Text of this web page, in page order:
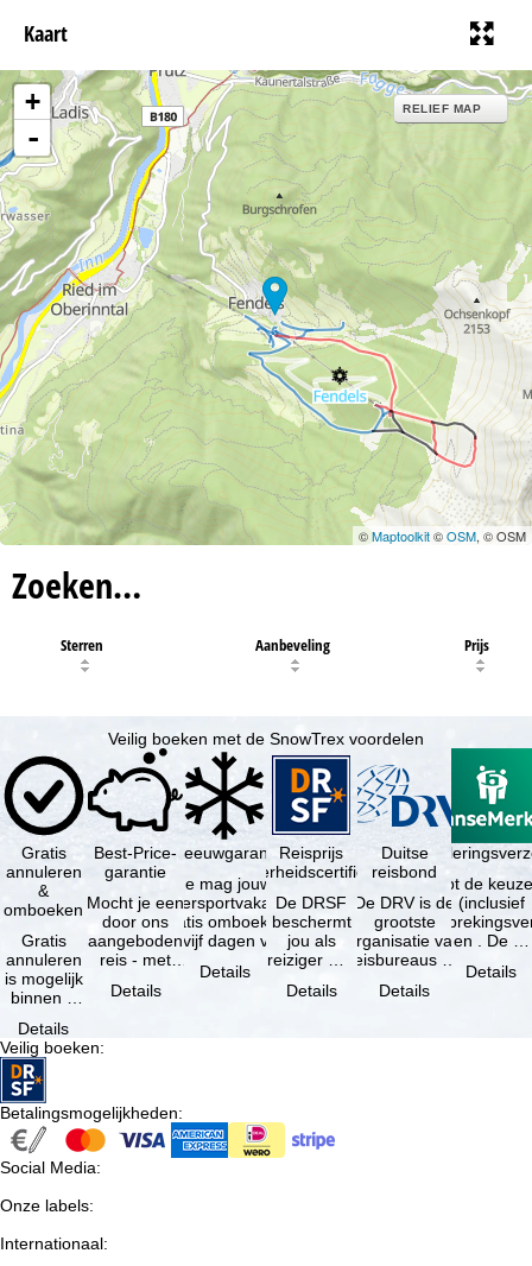
Kaart
+
-
RELIEF MAP
©Maptoolkit©OSM, © OSM
Zoeken…
Sterren Aanbeveling Prijs
Veilig boeken met de SnowTrex voordelen
Gratis
annuleren
&
omboeken
Gratis
annuleren
is mogelijk
binnen 5
de
boeking,
als jouw
vakantie …
Details
Best-Price-
garantie
Mocht je een
door ons
aangeboden
reis - met
beschikbaarheid
Details
Sneeuwgarantie
Je mag jouw
wintersportvakantie
gratis omboeken
als vijf dagen voor
Details
Reisprijs
zekerheidscertificaat
De DRSF
beschermt
jou als
reiziger met
pakketreis
Details
Duitse
reisbond
De DRV is de
grootste
organisatie van
reisbureaus en
in Duitsland. …
Details
Je hebt de
(inclusief
en . De …
Details
Veilig boeken:
Betalingsmogelijkheden:
Social Media:
Onze labels:
Internationaal: